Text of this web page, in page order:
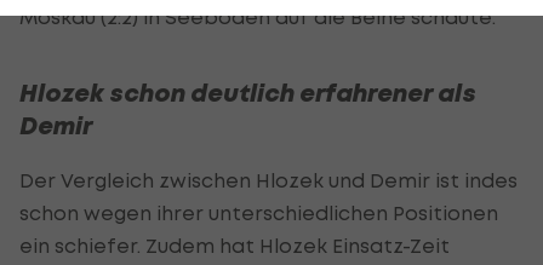
Moskau (2:2) in Seeboden auf die Beine schaute.
Hlozek schon deutlich erfahrener als
Demir
Der Vergleich zwischen Hlozek und Demir ist indes
schon wegen ihrer unterschiedlichen Positionen
ein schiefer. Zudem hat Hlozek Einsatz-Zeit